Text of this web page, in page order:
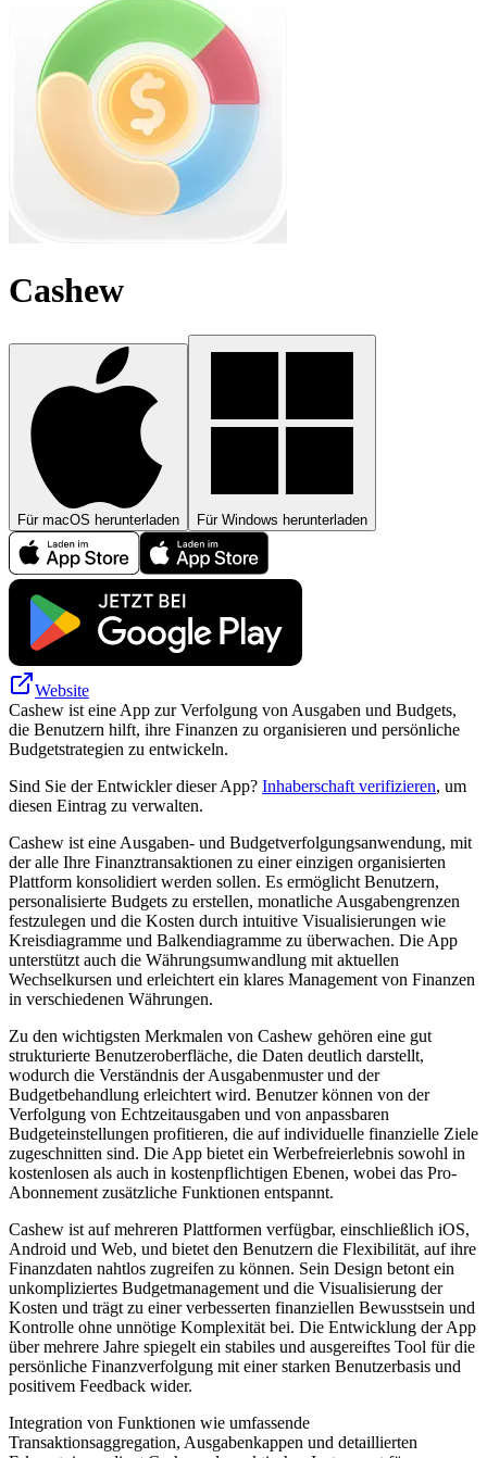
Cashew
Für macOS herunterladen Für Windows herunterladen
Website
Cashew ist eine App zur Verfolgung von Ausgaben und Budgets,
die Benutzern hilft, ihre Finanzen zu organisieren und persönliche
Budgetstrategien zu entwickeln.
Sind Sie der Entwickler dieser App? Inhaberschaft verifizieren, um
diesen Eintrag zu verwalten.
Cashew ist eine Ausgaben- und Budgetverfolgungsanwendung, mit
der alle Ihre Finanztransaktionen zu einer einzigen organisierten
Plattform konsolidiert werden sollen. Es ermöglicht Benutzern,
personalisierte Budgets zu erstellen, monatliche Ausgabengrenzen
festzulegen und die Kosten durch intuitive Visualisierungen wie
Kreisdiagramme und Balkendiagramme zu überwachen. Die App
unterstützt auch die Währungsumwandlung mit aktuellen
Wechselkursen und erleichtert ein klares Management von Finanzen
in verschiedenen Währungen.
Zu den wichtigsten Merkmalen von Cashew gehören eine gut
strukturierte Benutzeroberfläche, die Daten deutlich darstellt,
wodurch die Verständnis der Ausgabenmuster und der
Budgetbehandlung erleichtert wird. Benutzer können von der
Verfolgung von Echtzeitausgaben und von anpassbaren
Budgeteinstellungen profitieren, die auf individuelle finanzielle Ziele
zugeschnitten sind. Die App bietet ein Werbefreierlebnis sowohl in
kostenlosen als auch in kostenpflichtigen Ebenen, wobei das Pro-
Abonnement zusätzliche Funktionen entspannt.
Cashew ist auf mehreren Plattformen verfügbar, einschließlich iOS,
Android und Web, und bietet den Benutzern die Flexibilität, auf ihre
Finanzdaten nahtlos zugreifen zu können. Sein Design betont ein
unkompliziertes Budgetmanagement und die Visualisierung der
Kosten und trägt zu einer verbesserten finanziellen Bewusstsein und
Kontrolle ohne unnötige Komplexität bei. Die Entwicklung der App
über mehrere Jahre spiegelt ein stabiles und ausgereiftes Tool für die
persönliche Finanzverfolgung mit einer starken Benutzerbasis und
positivem Feedback wider.
Integration von Funktionen wie umfassende
Transaktionsaggregation, Ausgabenkappen und detaillierten